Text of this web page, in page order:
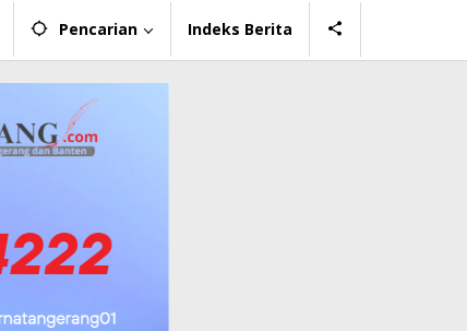
Pencarian Indeks Berita